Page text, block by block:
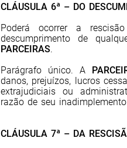
CLÁUSULA 6ª – DO
Poderá ocorrer a
descumprimento de
PARCEIRAS.
Parágrafo único. A
danos, prejuízos, lucros
extrajudiciais ou
razão de seu
CLÁUSULA 7ª – DA